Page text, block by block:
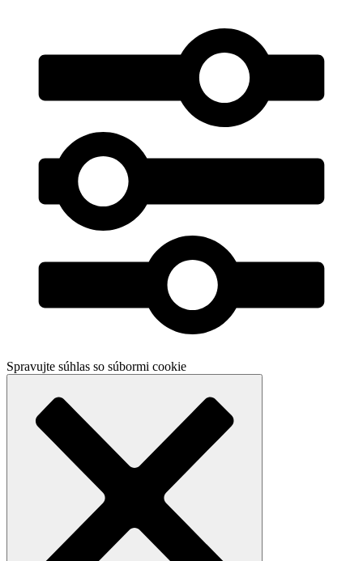
Spravujte súhlas so súbormi cookie